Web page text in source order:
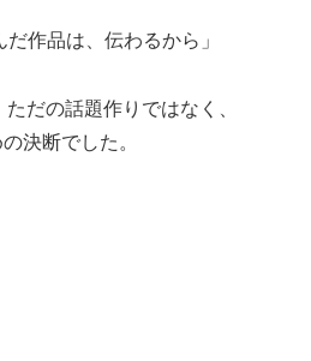
作品は、伝わるから」
だの話題作りではなく、
決断でした。